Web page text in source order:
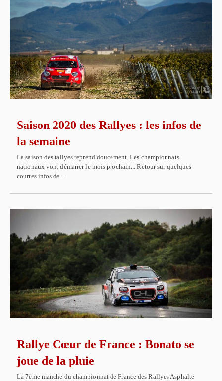
Saison 2020 des Rallyes : les infos de
la semaine
La saison des rallyes reprend doucement. Les championnats
nationaux vont démarrer le mois prochain... Retour sur quelques
courtes infos de…
Rallye Cœur de France : Bonato se
joue de la pluie
La 7ème manche du championnat de France des Rallyes Asphalte